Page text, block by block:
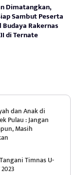
Dimatangkan,
Sambut Peserta
Rakernas
di Ternate
dan Anak di
Pulau : Jangan
Masih
Timnas U-